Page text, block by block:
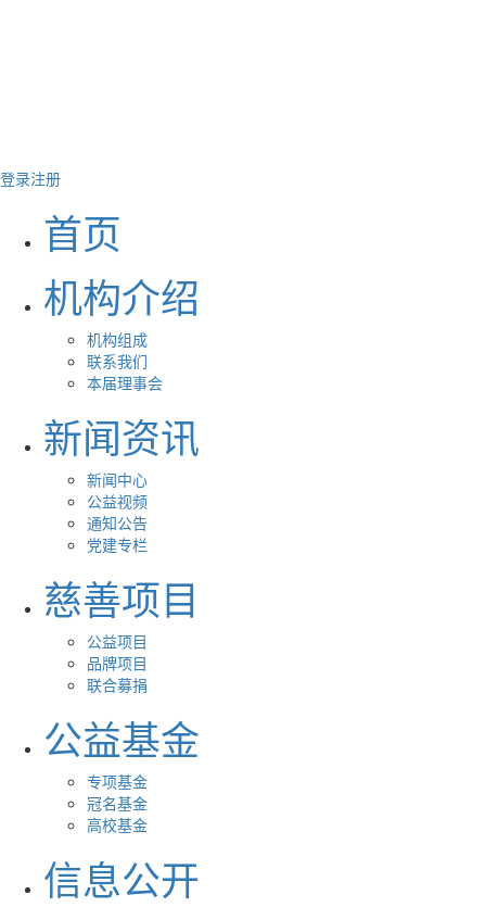
登录注册
首页
机构介绍
机构组成
联系我们
本届理事会
新闻资讯
新闻中心
公益视频
通知公告
党建专栏
慈善项目
公益项目
品牌项目
联合募捐
公益基金
专项基金
冠名基金
高校基金
信息公开